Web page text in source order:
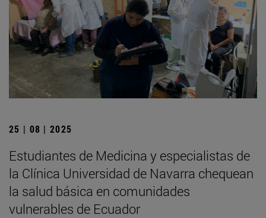
25 | 08 | 2025
Estudiantes de Medicina y especialistas de
la Clínica Universidad de Navarra chequean
la salud básica en comunidades
vulnerables de Ecuador